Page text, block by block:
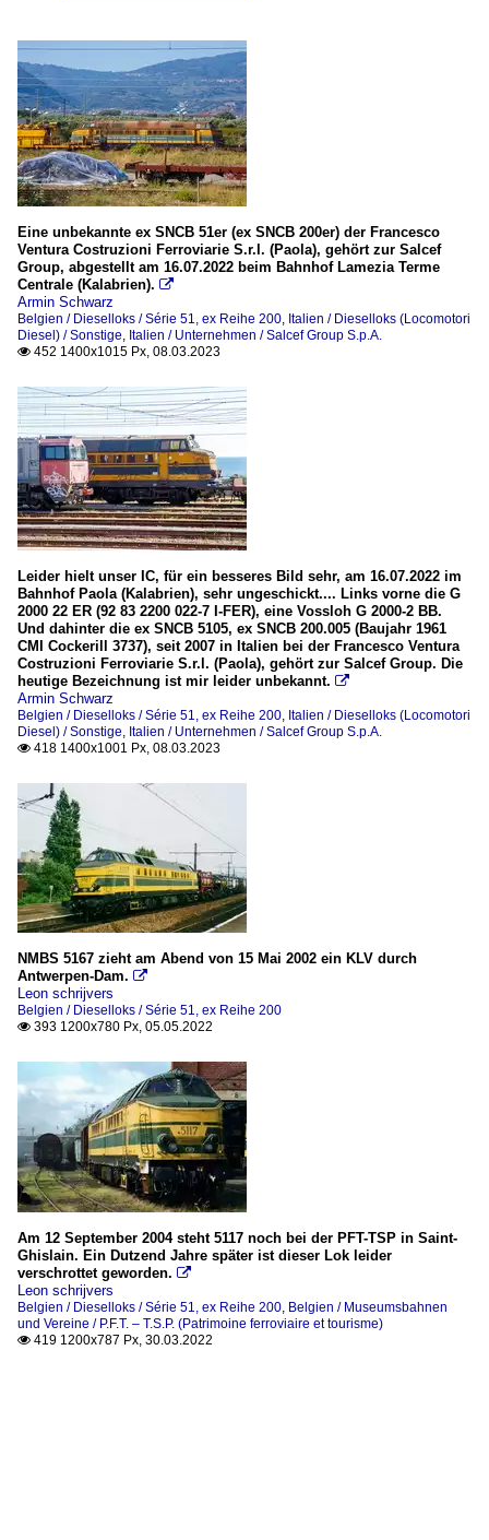
Eine unbekannte ex SNCB 51er (ex SNCB 200er) der Francesco
Ventura Costruzioni Ferroviarie S.r.l. (Paola), gehört zur Salcef
Group, abgestellt am 16.07.2022 beim Bahnhof Lamezia Terme
Centrale (Kalabrien). 
Armin Schwarz
Belgien / Dieselloks / Série 51, ex Reihe 200, Italien / Dieselloks (Locomotori
Diesel) / Sonstige, Italien / Unternehmen / Salcef Group S.p.A.
 452 1400x1015 Px, 08.03.2023
Leider hielt unser IC, für ein besseres Bild sehr, am 16.07.2022 im
Bahnhof Paola (Kalabrien), sehr ungeschickt.... Links vorne die G
2000 22 ER (92 83 2200 022-7 I-FER), eine Vossloh G 2000-2 BB.
Und dahinter die ex SNCB 5105, ex SNCB 200.005 (Baujahr 1961
CMI Cockerill 3737), seit 2007 in Italien bei der Francesco Ventura
Costruzioni Ferroviarie S.r.l. (Paola), gehört zur Salcef Group. Die
heutige Bezeichnung ist mir leider unbekannt. 
Armin Schwarz
Belgien / Dieselloks / Série 51, ex Reihe 200, Italien / Dieselloks (Locomotori
Diesel) / Sonstige, Italien / Unternehmen / Salcef Group S.p.A.
 418 1400x1001 Px, 08.03.2023
NMBS 5167 zieht am Abend von 15 Mai 2002 ein KLV durch
Antwerpen-Dam. 
Leon schrijvers
Belgien / Dieselloks / Série 51, ex Reihe 200
 393 1200x780 Px, 05.05.2022
Am 12 September 2004 steht 5117 noch bei der PFT-TSP in Saint-
Ghislain. Ein Dutzend Jahre später ist dieser Lok leider
verschrottet geworden. 
Leon schrijvers
Belgien / Dieselloks / Série 51, ex Reihe 200, Belgien / Museumsbahnen
und Vereine / P.F.T. – T.S.P. (Patrimoine ferroviaire et tourisme)
 419 1200x787 Px, 30.03.2022